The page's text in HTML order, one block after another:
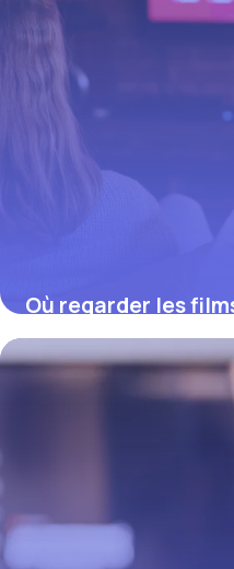
Où regarder les
chronologique